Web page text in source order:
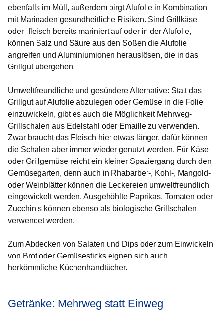
ebenfalls im Müll, außerdem birgt Alufolie in Kombination
mit Marinaden gesundheitliche Risiken. Sind Grillkäse
oder -fleisch bereits mariniert auf oder in der Alufolie,
können Salz und Säure aus den Soßen die Alufolie
angreifen und Aluminiumionen herauslösen, die in das
Grillgut übergehen.
Umweltfreundliche und gesündere Alternative: Statt das
Grillgut auf Alufolie abzulegen oder Gemüse in die Folie
einzuwickeln, gibt es auch die Möglichkeit Mehrweg-
Grillschalen aus Edelstahl oder Emaille zu verwenden.
Zwar braucht das Fleisch hier etwas länger, dafür können
die Schalen aber immer wieder genutzt werden. Für Käse
oder Grillgemüse reicht ein kleiner Spaziergang durch den
Gemüsegarten, denn auch in Rhabarber-, Kohl-, Mangold-
oder Weinblätter können die Leckereien umweltfreundlich
eingewickelt werden. Ausgehöhlte Paprikas, Tomaten oder
Zucchinis können ebenso als biologische Grillschalen
verwendet werden.
Zum Abdecken von Salaten und Dips oder zum Einwickeln
von Brot oder Gemüsesticks eignen sich auch
herkömmliche Küchenhandtücher.
Getränke: Mehrweg statt Einweg